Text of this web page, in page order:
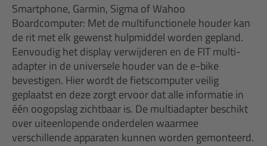
Smartphone, Garmin, Sigma of Wahoo
Boardcomputer: Met de multifunctionele houder kan
de rit met elk gewenst hulpmiddel worden gepland.
Eenvoudig het display verwijderen en de FIT multi-
adapter in de universele houder van de e-bike
bevestigen. Hier wordt de fietscomputer veilig
geplaatst en deze zorgt ervoor dat alle informatie in
één oogopslag zichtbaar is. De multiadapter beschikt
over uiteenlopende onderdelen waarmee
verschillende apparaten kunnen worden gemonteerd.